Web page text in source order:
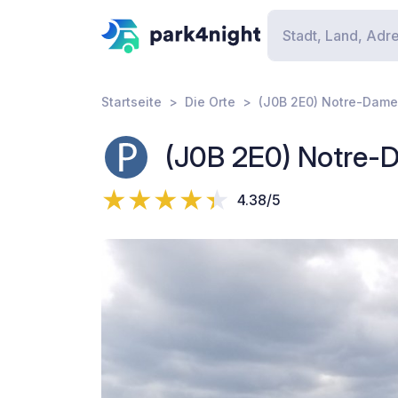
Startseite Die Orte (J0B 2E0) Notre-
(J0B 2E0) Notre-
4.38/5